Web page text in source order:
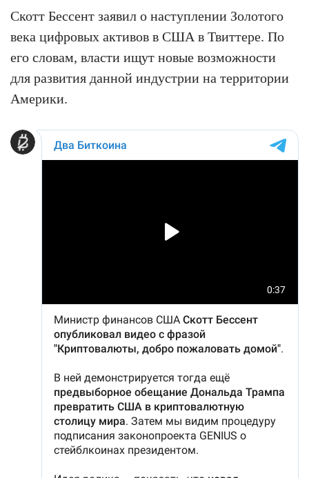
Скотт Бессент заявил о наступлении Золотого
века цифровых активов в США в Твиттере. По
его словам, власти ищут новые возможности
для развития данной индустрии на территории
Америки.